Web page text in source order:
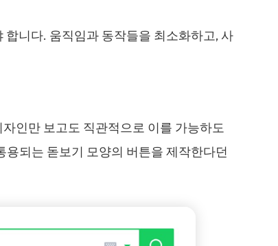
니다. 움직임과 동작들을 최소화하고, 사
인만 보고도 직관적으로 이를 가능하도
되는 돋보기 모양의 버튼을 제작한다던